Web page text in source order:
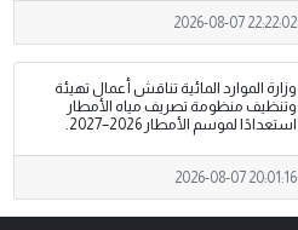
2026-08-07 22:22:02
وزارة الموارد المائية تناقش أعمال تهيئة
وتنظيف منظومة تصريف مياه الأمطار
استعدادًا لموسم الأمطار 2026–2027.
2026-08-07 20:01:16